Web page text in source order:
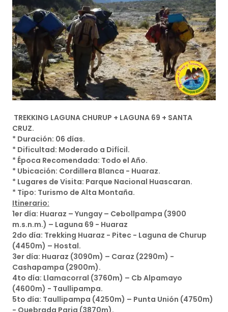
TREKKING LAGUNA CHURUP + LAGUNA 69 + SANTA
CRUZ.
* Duración: 06 días.
* Dificultad: Moderado a Difícil.
* Época Recomendada: Todo el Año.
* Ubicación: Cordillera Blanca - Huaraz.
* Lugares de Visita: Parque Nacional Huascaran.
* Tipo: Turismo de Alta Montaña.
Itinerario:
1er día: Huaraz – Yungay – Cebollpampa (3900
m.s.n.m.) – Laguna 69 - Huaraz
2do día: Trekking Huaraz - Pitec - Laguna de Churup
(4450m) – Hostal.
3er día: Huaraz (3090m) – Caraz (2290m) -
Cashapampa (2900m).
4to día: Llamacorral (3760m) – Cb Alpamayo
(4600m) - Taullipampa.
5to día: Taullipampa (4250m) – Punta Unión (4750m)
- Quebrada Paria (3870m).